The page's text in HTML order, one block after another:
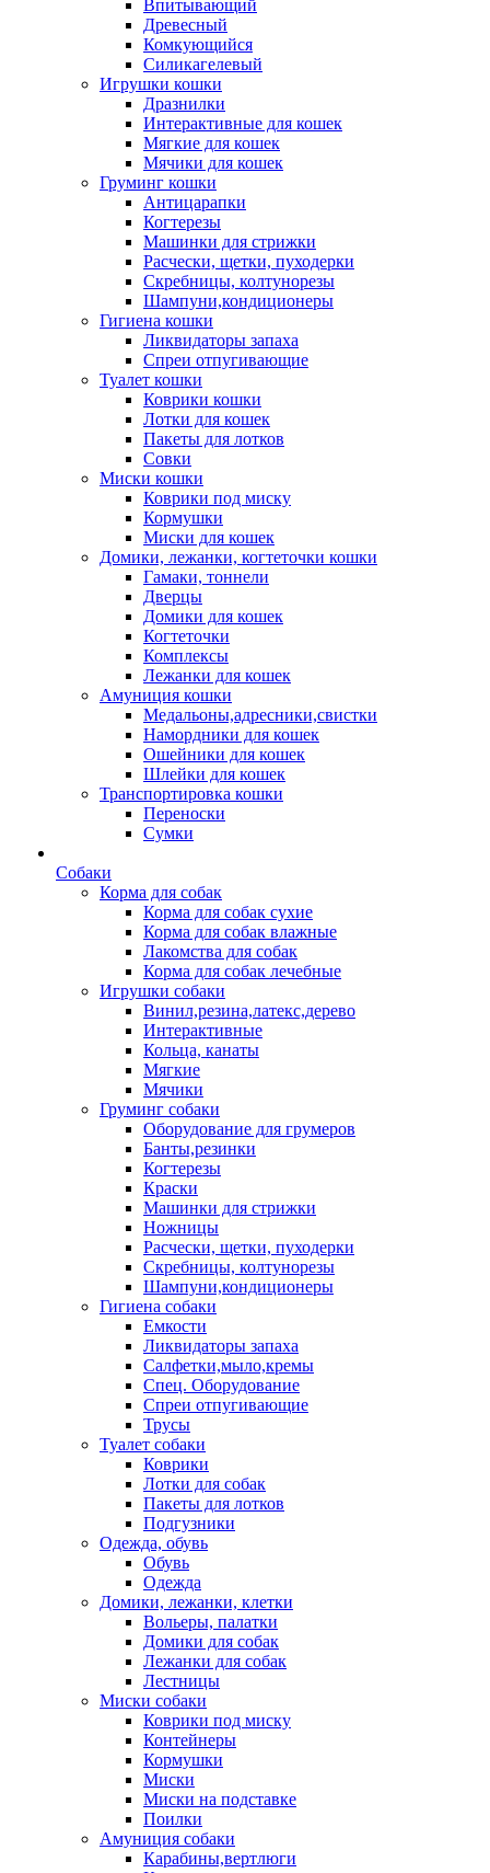
Впитывающий
Древесный
Комкующийся
Силикагелевый
Игрушки кошки
Дразнилки
Интерактивные для кошек
Мягкие для кошек
Мячики для кошек
Груминг кошки
Антицарапки
Когтерезы
Машинки для стрижки
Расчески, щетки, пуходерки
Скребницы, колтунорезы
Шампуни,кондиционеры
Гигиена кошки
Ликвидаторы запаха
Спреи отпугивающие
Туалет кошки
Коврики кошки
Лотки для кошек
Пакеты для лотков
Совки
Миски кошки
Коврики под миску
Кормушки
Миски для кошек
Домики, лежанки, когтеточки кошки
Гамаки, тоннели
Дверцы
Домики для кошек
Когтеточки
Комплексы
Лежанки для кошек
Амуниция кошки
Медальоны,адресники,свистки
Намордники для кошек
Ошейники для кошек
Шлейки для кошек
Транспортировка кошки
Переноски
Сумки
Собаки
Корма для собак
Корма для собак сухие
Корма для собак влажные
Лакомства для собак
Корма для собак лечебные
Игрушки собаки
Винил,резина,латекс,дерево
Интерактивные
Кольца, канаты
Мягкие
Мячики
Груминг собаки
Оборудование для грумеров
Банты,резинки
Когтерезы
Краски
Машинки для стрижки
Ножницы
Расчески, щетки, пуходерки
Скребницы, колтунорезы
Шампуни,кондиционеры
Гигиена собаки
Емкости
Ликвидаторы запаха
Салфетки,мыло,кремы
Спец. Оборудование
Спреи отпугивающие
Трусы
Туалет собаки
Коврики
Лотки для собак
Пакеты для лотков
Подгузники
Одежда, обувь
Обувь
Одежда
Домики, лежанки, клетки
Вольеры, палатки
Домики для собак
Лежанки для собак
Лестницы
Миски собаки
Коврики под миску
Контейнеры
Кормушки
Миски
Миски на подставке
Поилки
Амуниция собаки
Карабины,вертлюги